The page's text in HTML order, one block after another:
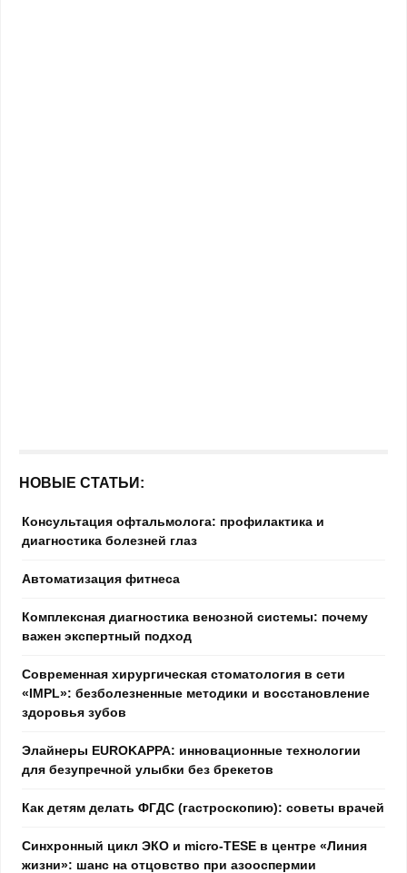
НОВЫЕ СТАТЬИ:
Консультация офтальмолога: профилактика и
диагностика болезней глаз
Автоматизация фитнеса
Комплексная диагностика венозной системы: почему
важен экспертный подход
Современная хирургическая стоматология в сети
«IMPL»: безболезненные методики и восстановление
здоровья зубов
Элайнеры EUROKAPPA: инновационные технологии
для безупречной улыбки без брекетов
Как детям делать ФГДС (гастроскопию): советы врачей
Синхронный цикл ЭКО и micro-TESE в центре «Линия
жизни»: шанс на отцовство при азооспермии